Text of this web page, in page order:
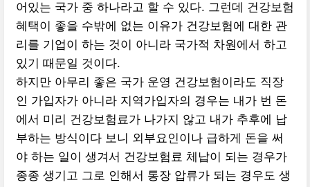
어있는 국가 중 하나라고 할 수 있다. 그런데 건강보험
혜택이 좋을 수밖에 없는 이유가 건강보험에 대한 관
리를 기업이 하는 것이 아니라 국가적 차원에서 하고
있기 때문일 것이다.
하지만 아무리 좋은 국가 운영 건강보험이라도 직장
인 가입자가 아니라 지역가입자의 경우는 내가 번 돈
에서 미리 건강보험료가 나가지 않고 내가 추후에 납
부하는 방식이다 보니 외부요인이나 급하게 돈을 써
야 하는 일이 생겨서 건강보험료 체납이 되는 경우가
종종 생기고 그로 인해서 통장 압류가 되는 경우도 생